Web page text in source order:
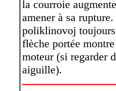
la courroie
amener à sa
poliklinovoj
flèche portée
moteur (si regarder
aiguille).